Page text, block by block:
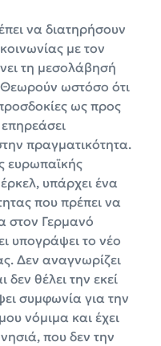
να διατηρήσουν
με τον
τη μεσολάβησή
Θεωρούν ωστόσο ότι
ως προς
πραγματικότητα.
ευρωπαϊκής
υπάρχει ένα
που πρέπει να
στον Γερμανό
υπογράψει το νέο
Δεν αναγνωρίζει
δεν θέλει την εκεί
συμφωνία για την
νόμιμα και έχει
που δεν την